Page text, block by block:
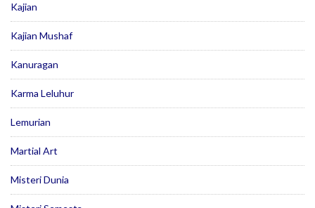
Kajian
Kajian Mushaf
Kanuragan
Karma Leluhur
Lemurian
Martial Art
Misteri Dunia